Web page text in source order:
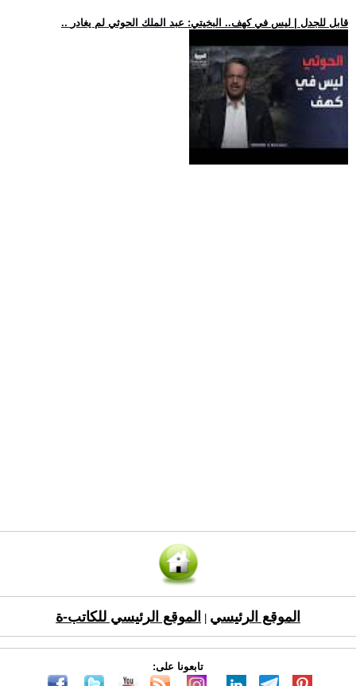
.. قابل للجدل | ليس في كهف.. البخيتي: عبد الملك الحوثي لم يغادر
الموقع الرئيسي الموقع الرئيسي للكاتب-ة
تابعونا على: